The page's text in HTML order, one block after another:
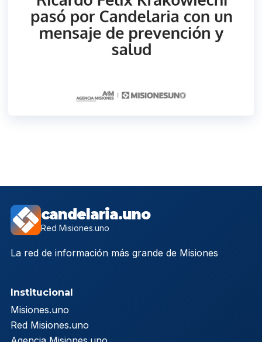
candelaria.uno
Red Misiones.uno
La red de información más grande de Misiones
Institucional
Misiones.uno
Red Misiones.uno